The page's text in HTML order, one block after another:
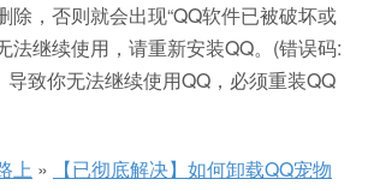
除，否则就会出现“QQ软件已被破坏或
法继续使用，请重新安装QQ。(错误码:
导致你无法继续使用QQ，必须重装QQ
上 » 【已彻底解决】如何卸载QQ宠物